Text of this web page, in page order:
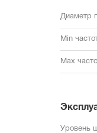
Диаметр
Min
Max
Уровень